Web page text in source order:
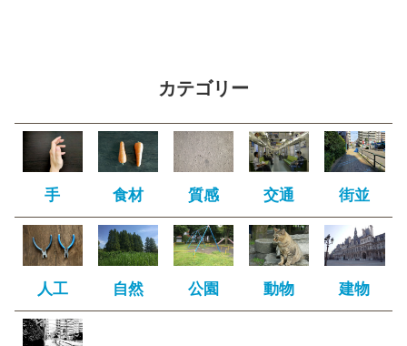
カテゴリー
手 食材 質感 交通 街並
人工 自然 公園 動物 建物